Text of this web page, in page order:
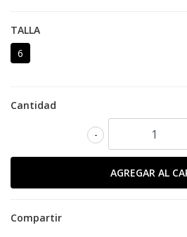
TALLA
6
Cantidad
-
Compartir